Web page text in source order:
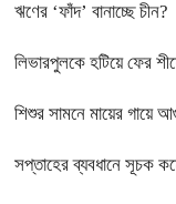
ঋণের ‘ফাঁদ’ বানাচ্ছে চীন?
লিভারপুলকে হটিয়ে ফের
শিশুর সামনে মায়ের গায়ে
সপ্তাহের ব্যবধানে সূচক